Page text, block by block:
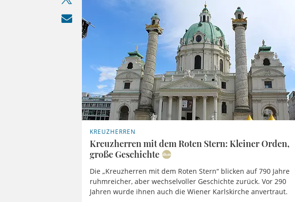
KREUZHERREN
Kreuzherren mit dem Roten Stern: Kleiner Orden,
große Geschichte
Die „Kreuzherren mit dem Roten Stern“ blicken auf 790 Jahre
ruhmreicher, aber wechselvoller Geschichte zurück. Vor 290
Jahren wurde ihnen auch die Wiener Karlskirche anvertraut.